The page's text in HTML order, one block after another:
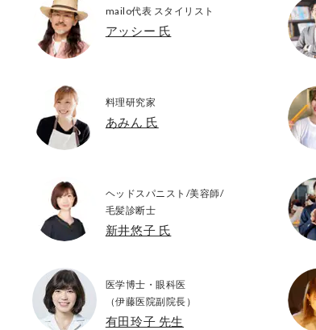
mailo代表 スタイリスト
アッシー 氏
料理研究家
あみん 氏
ヘッドスパニスト/美容師/
毛髪診断士
新井悠子 氏
医学博士・眼科医
（伊藤医院副院長）
有田玲子 先生